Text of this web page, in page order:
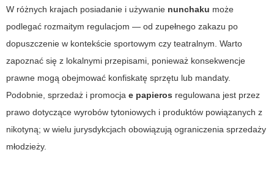
W różnych krajach posiadanie i używanie nunchaku może
podlegać rozmaitym regulacjom — od zupełnego zakazu po
dopuszczenie w kontekście sportowym czy teatralnym. Warto
zapoznać się z lokalnymi przepisami, ponieważ konsekwencje
prawne mogą obejmować konfiskatę sprzętu lub mandaty.
Podobnie, sprzedaż i promocja e papieros regulowana jest przez
prawo dotyczące wyrobów tytoniowych i produktów powiązanych z
nikotyną; w wielu jurysdykcjach obowiązują ograniczenia sprzedaży
młodzieży.